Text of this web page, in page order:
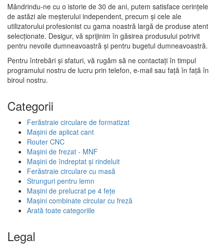
Mândrindu-ne cu o istorie de 30 de ani, putem satisface cerințele
de astăzi ale meșterului independent, precum și cele ale
utilizatorului profesionist cu gama noastră largă de produse atent
selecționate. Desigur, vă sprijinim în găsirea produsului potrivit
pentru nevoile dumneavoastră și pentru bugetul dumneavoastră.
Pentru întrebări și sfaturi, vă rugăm să ne contactați în timpul
programului nostru de lucru prin telefon, e-mail sau față în față în
biroul nostru.
Categorii
Ferăstraie circulare de formatizat
Mașini de aplicat cant
Router CNC
Mașini de frezat - MNF
Mașini de îndreptat și rindeluit
Ferăstraie circulare cu masă
Strunguri pentru lemn
Mașini de prelucrat pe 4 fețe
Mașini combinate circular cu freză
Arată toate categoriile
Legal